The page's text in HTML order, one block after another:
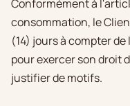
Conformément à
consommation, le
(14) jours à compter
pour exercer son droit
justifier de motifs.